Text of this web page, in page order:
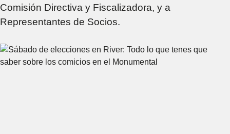
Comisión Directiva y Fiscalizadora, y a
Representantes de Socios.